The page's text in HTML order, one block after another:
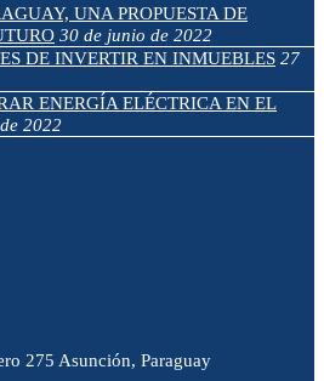
UNA PROPUESTA DE
30 de junio de 2022
DE INVERTIR EN INMUEBLES 27
ENERGÍA ELÉCTRICA EN EL
2022
275 Asunción, Paraguay